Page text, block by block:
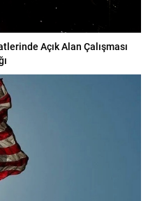
Açık Alan Çalışması